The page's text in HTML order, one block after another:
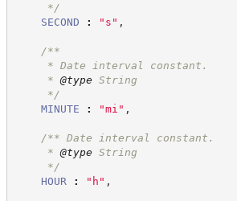
*/
SECOND
: " s " ,
/**
* Date interval constant.
* @type String
*/
MINUTE
: "mi " ,
/** Date interval constant.
* @type String
*/
HOUR
: " h " ,